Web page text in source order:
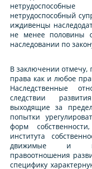
нетрудоспособный
иждивенцы
не менее половины
наследовании по
В заключении отмечу,
права как и любое
Наследственные
следствии
выходящие за
попытки
форм
института
движимые и
правоотношения
специфику